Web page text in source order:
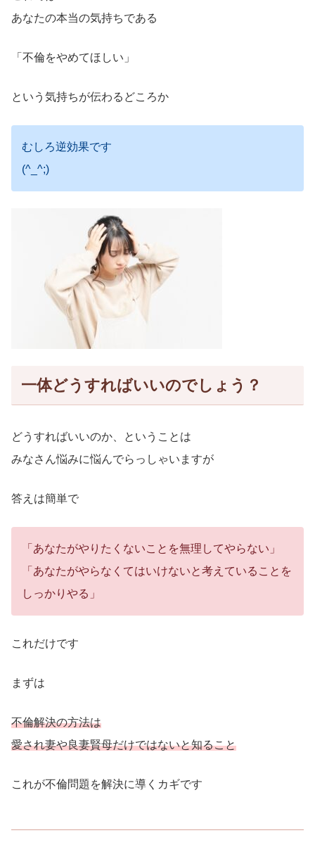
あなたの本当の気持ちである
「不倫をやめてほしい」
という気持ちが伝わるどころか
むしろ逆効果です
(^_^;)
一体どうすればいいのでしょう？
どうすればいいのか、ということは
みなさん悩みに悩んでらっしゃいますが
答えは簡単で
「あなたがやりたくないことを無理してやらない」
「あなたがやらなくてはいけないと考えていることを
しっかりやる」
これだけです
まずは
不倫解決の方法は
愛され妻や良妻賢母だけではないと知ること
これが不倫問題を解決に導くカギです